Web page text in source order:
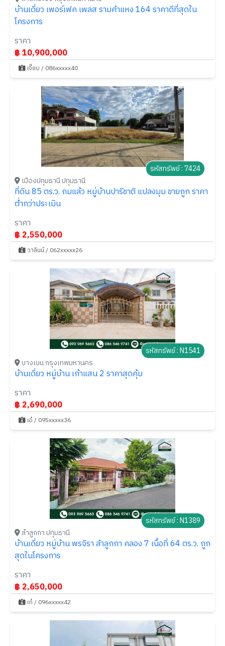
บ้านเดี่ยว เพอร์เฟค เพลส รามคำแหง 164 ราคาดีที่สุดใน
โครงการ
ราคา
฿ 10,900,000
เจี๊ยบ / 086xxxxx40
รหัสทรัพย์ : 7424
เมืองปทุมธานี ปทุมธานี
ที่ดิน 85 ตร.ว. ถมแล้ว หมู่บ้านปาริชาติ แปลงมุม ขายถูก ราคา
ต่ำกว่าประเมิน
ราคา
฿ 2,550,000
วาลินน์ / 062xxxxx26
รหัสทรัพย์ : N1541
บางเขน กรุงเทพมหานคร
บ้านเดี่ยว หมู่บ้าน เก้าแสน 2 ราคาสุดคุ้ม
ราคา
฿ 2,690,000
เอ๋ / 095xxxxx36
รหัสทรัพย์ : N1389
ลำลูกกา ปทุมธานี
บ้านเดี่ยว หมู่บ้าน พรจิรา ลำลูกกา คลอง 7 เนื้อที่ 64 ตร.ว. ถูก
สุดในโครงการ
ราคา
฿ 2,650,000
เก๋ / 096xxxxx42